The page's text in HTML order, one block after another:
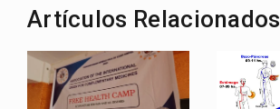
Artículos Relacionados